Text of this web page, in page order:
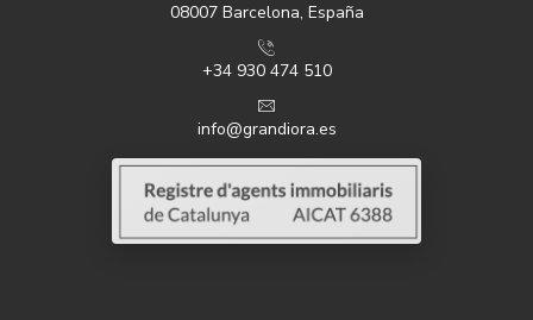
08007 Barcelona, España
+34 930 474 510
info@grandiora.es